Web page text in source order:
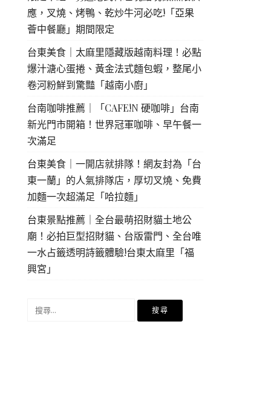
應，叉燒、烤鴨、乾炒牛河必吃!「亞果
薈中餐廳」期間限定
台東美食｜太麻里隱藏版越南料理！必點
爆汁溏心蛋捲、黃金法式麵包蝦，整尾小
卷河粉鮮到驚豔「越南小廚」
台南咖啡推薦｜「CAFE!N 硬咖啡」台南
新光門市開箱！世界冠軍咖啡、早午餐一
次滿足
台東美食｜一開店就排隊！網友封為「台
東一蘭」的人氣排隊店，厚切叉燒、免費
加麵一次超滿足「哈拉麵」
台東景點推薦｜全台最萌招財貓土地公
廟！必拍巨型招財貓、台版雷門、全台唯
一水占籤透明詩籤體驗!台東太麻里「福
興宮」